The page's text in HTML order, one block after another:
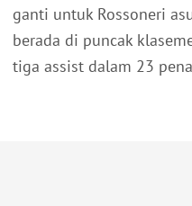
ganti untuk Rossoneri
berada di puncak
tiga assist dalam 23